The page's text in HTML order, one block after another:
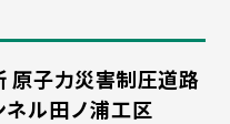
原子力災害制圧道路
ル田ノ浦工区